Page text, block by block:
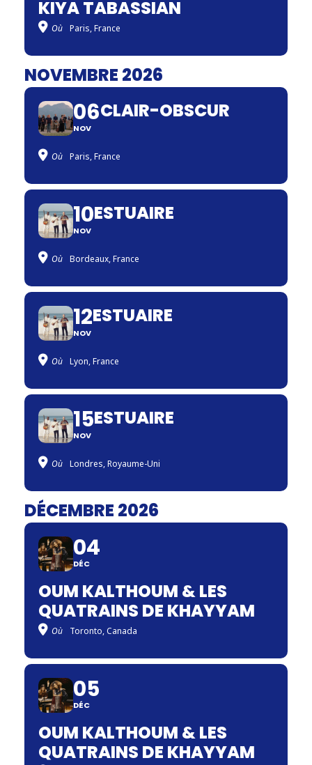
KIYA TABASSIAN
Où Paris, France
NOVEMBRE 2026
06
NOV
CLAIR-OBSCUR
Où Paris, France
10
NOV
ESTUAIRE
Où Bordeaux, France
12
NOV
ESTUAIRE
Où Lyon, France
15
NOV
ESTUAIRE
Où Londres, Royaume-Uni
DÉCEMBRE 2026
04
DÉC
OUM KALTHOUM & LES
QUATRAINS DE KHAYYAM
Où Toronto, Canada
05
DÉC
OUM KALTHOUM & LES
QUATRAINS DE KHAYYAM